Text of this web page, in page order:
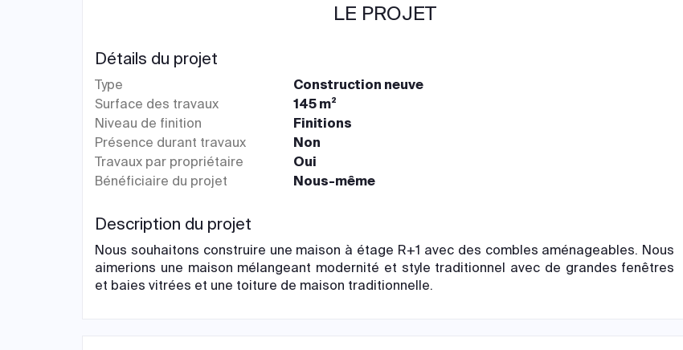
LE PROJET
Détails du projet
Type
Construction neuve
Surface des travaux
145 m²
Niveau de finition
Finitions
Présence durant travaux
Non
Travaux par propriétaire
Oui
Bénéficiaire du projet
Nous-même
Description du projet
Nous souhaitons construire une maison à étage R+1 avec des combles aménageables. Nous
aimerions une maison mélangeant modernité et style traditionnel avec de grandes fenêtres
et baies vitrées et une toiture de maison traditionnelle.